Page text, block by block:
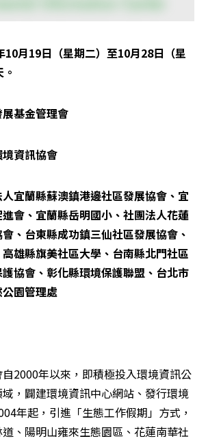
10月19日（星期二）至10月28日（星
基金管理會
資訊協會
宜蘭縣蘇澳鎮港邊社區發展協會、宜
會、宜蘭縣岳明國小、社團法人花蓮
、台東縣成功鎮三仙社區發展協會、
雄縣旗美社區大學、台南縣北門社區
協會、彰化縣環境保護聯盟、台北市
園管理處
2000年以來，即積極投入環境資訊公
，闢建環境資訊中心網站、發行環境
年起，引進「生態工作假期」方式，
、陽明山雍來生態園區、花蓮南華社